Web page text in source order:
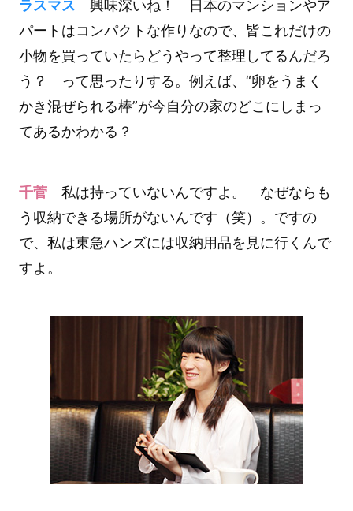
ラスマス 興味深いね！ 日本のマンションやア
パートはコンパクトな作りなので、皆これだけの
小物を買っていたらどうやって整理してるんだろ
う？ って思ったりする。例えば、“卵をうまく
かき混ぜられる棒”が今自分の家のどこにしまっ
てあるかわかる？
千菅私は持っていないんですよ。 なぜならも
う収納できる場所がないんです（笑）。ですの
で、私は東急ハンズには収納用品を見に行くんで
すよ。